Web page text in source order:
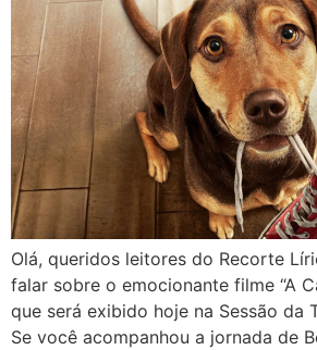
Olá, queridos leitores do Recorte
falar sobre o emocionante filme “A
que será exibido hoje na Sessão da
Se você acompanhou a jornada de